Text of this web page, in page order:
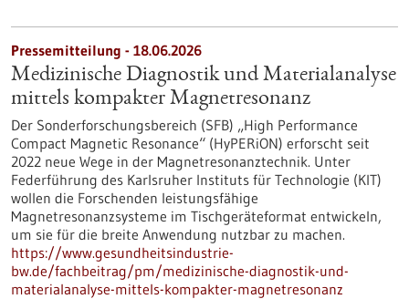
Pressemitteilung - 18.06.2026
Medizinische Diagnostik und Materialanalyse
mittels kompakter Magnetresonanz
Der Sonderforschungsbereich (SFB) „High Performance
Compact Magnetic Resonance“ (HyPERiON) erforscht seit
2022 neue Wege in der Magnetresonanztechnik. Unter
Federführung des Karlsruher Instituts für Technologie (KIT)
wollen die Forschenden leistungsfähige
Magnetresonanzsysteme im Tischgeräteformat entwickeln,
um sie für die breite Anwendung nutzbar zu machen.
https://www.gesundheitsindustrie-
bw.de/fachbeitrag/pm/medizinische-diagnostik-und-
materialanalyse-mittels-kompakter-magnetresonanz